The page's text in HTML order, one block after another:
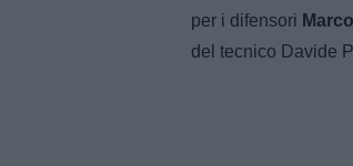
per i difensori
del tecnico Davide